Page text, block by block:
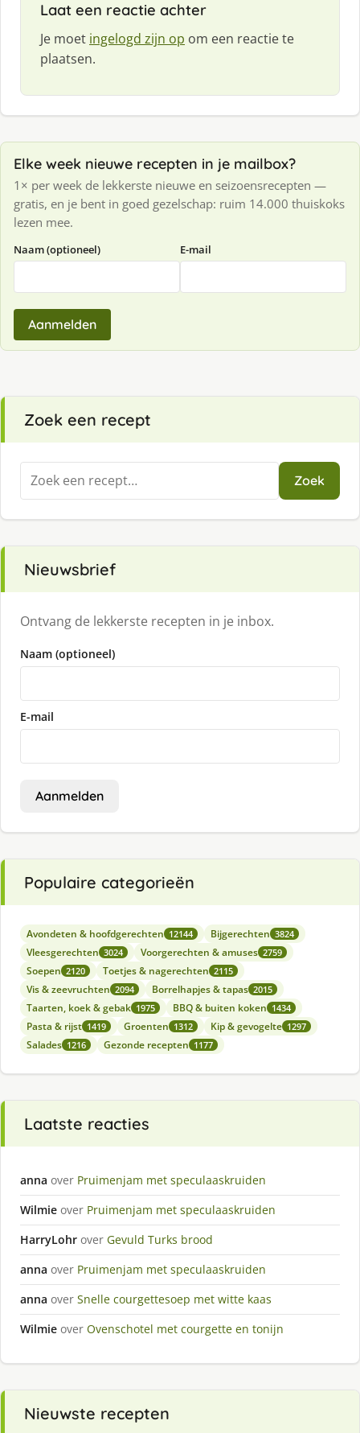
Laat een reactie achter
Je moet ingelogd zijn op om een reactie te
plaatsen.
Elke week nieuwe recepten in je mailbox?
1× per week de lekkerste nieuwe en seizoensrecepten —
gratis, en je bent in goed gezelschap: ruim 14.000 thuiskoks
lezen mee.
Naam (optioneel) E-mail
Aanmelden
Zoek een recept
Zoeken
naar:
Zoek
Nieuwsbrief
Ontvang de lekkerste recepten in je inbox.
Naam (optioneel)
E-mail
Aanmelden
Populaire categorieën
Avondeten & hoofdgerechten 12144 Bijgerechten 3824
Vleesgerechten 3024 Voorgerechten & amuses 2759
Soepen 2120 Toetjes & nagerechten 2115
Vis & zeevruchten 2094 Borrelhapjes & tapas 2015
Taarten, koek & gebak 1975 BBQ & buiten koken 1434
Pasta & rijst 1419 Groenten 1312 Kip & gevogelte 1297
Salades 1216 Gezonde recepten 1177
Laatste reacties
anna over Pruimenjam met speculaaskruiden
Wilmie over Pruimenjam met speculaaskruiden
HarryLohr over Gevuld Turks brood
anna over Pruimenjam met speculaaskruiden
anna over Snelle courgettesoep met witte kaas
Wilmie over Ovenschotel met courgette en tonijn
Nieuwste recepten